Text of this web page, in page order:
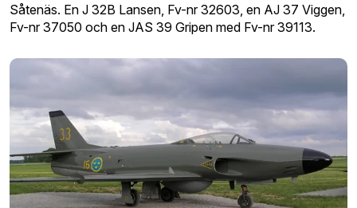
Såtenäs. En J 32B Lansen, Fv-nr 32603, en AJ 37 Viggen,
Fv-nr 37050 och en JAS 39 Gripen med Fv-nr 39113.